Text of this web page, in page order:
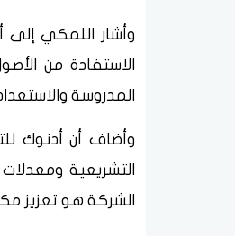
وأشار اللمكي إلى
الاستفادة من
المدروسة
وأضاف أن أدنوك
التشريعية
الشركة هو تعزيز